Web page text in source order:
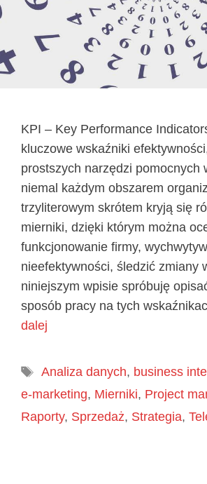
KPI – Key Performance
kluczowe wskaźniki
prostszych narzędzi pomocnych
niemal każdym obszarem
trzyliterowym skrótem kryją się
mierniki, dzięki którym można
funkcjonowanie firmy,
nieefektywności, śledzić zmiany
niniejszym wpisie spróbuję
sposób pracy na tych
dalej
Tagi
Analiza danych, business
e-marketing, Mierniki, Project
Raporty, Sprzedaż, Strategia,